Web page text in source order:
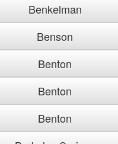
Benkelman
Benson
Benton
Benton
Benton